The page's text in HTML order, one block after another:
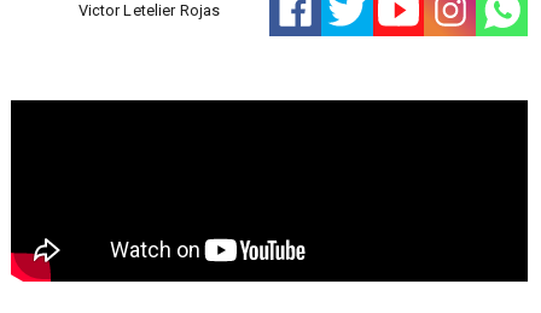
Victor Letelier Rojas